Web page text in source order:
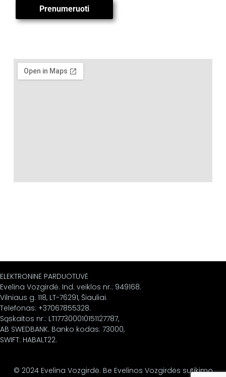
Prenumeruoti
ELEKTRONINĖ PARDUOTUVĖ
Evelina Vozgirdė. Ind. veiklos nr.: 949168.
Vilniaus g. 118, LT-76291, Šiauliai.
Telefonas: +37067855328.
Sąskaitos nr.: LT177300010151127787,
AB SWEDBANK. Banko kodas: 73000,
SWIFT: HABALT22.
© 2024 Evelina Vozgirdė. Be Evelinos Vozgirdės sutikimo